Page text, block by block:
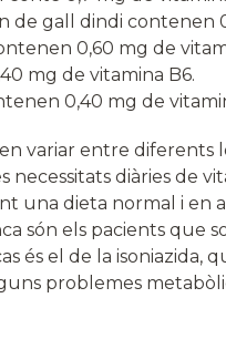
de gall dindi contenen
0,60 mg de
mg de vitamina B6.
0,40 mg de
variar entre diferents
diàries de
una dieta normal i en
són els pacients que
és el de la isoniazida,
problemes